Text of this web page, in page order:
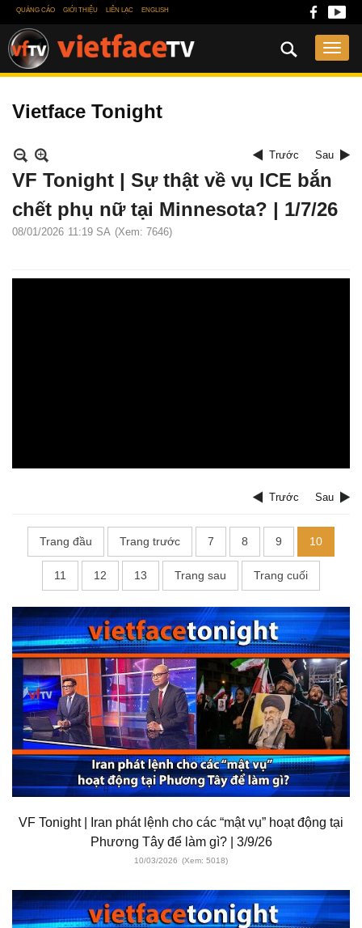
QUẢNG CÁO GIỚI THIỆU LIÊN LẠC ENGLISH
Vietface Tonight
Trước Sau
VF Tonight | Sự thật về vụ ICE bắn
chết phụ nữ tại Minnesota? | 1/7/26
08/01/2026 11:19 SA (Xem: 7646)
Trước Sau
Trang đầu Trang trước 7 8 9 10
11 12 13 Trang sau Trang cuối
VF Tonight | Iran phát lệnh cho các “mật vụ” hoạt động tại
Phương Tây để làm gì? | 3/9/26
10/03/2026 (Xem: 5018)